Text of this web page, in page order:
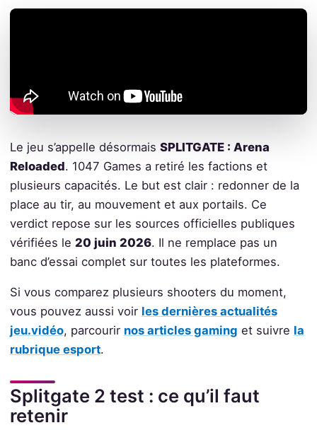
Le jeu s’appelle désormais SPLITGATE : Arena
Reloaded. 1047 Games a retiré les factions et
plusieurs capacités. Le but est clair : redonner de la
place au tir, au mouvement et aux portails. Ce
verdict repose sur les sources officielles publiques
vérifiées le 20 juin 2026. Il ne remplace pas un
banc d’essai complet sur toutes les plateformes.
Si vous comparez plusieurs shooters du moment,
vous pouvez aussi voir les dernières actualités
jeu.vidéo, parcourir nos articles gaming et suivre la
rubrique esport.
Splitgate 2 test : ce qu’il faut
retenir